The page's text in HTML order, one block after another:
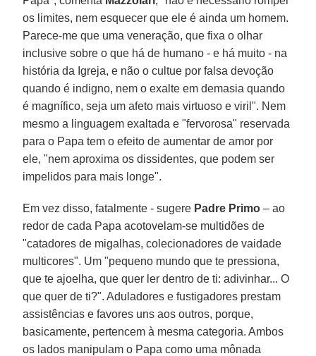
os limites, nem esquecer que ele é ainda um homem.
Parece-me que uma veneração, que fixa o olhar
inclusive sobre o que há de humano - e há muito - na
história da Igreja, e não o cultue por falsa devoção
quando é indigno, nem o exalte em demasia quando
é magnífico, seja um afeto mais virtuoso e viril". Nem
mesmo a linguagem exaltada e "fervorosa" reservada
para o Papa tem o efeito de aumentar de amor por
ele, "nem aproxima os dissidentes, que podem ser
impelidos para mais longe".
Em vez disso, fatalmente - sugere Padre Primo – ao
redor de cada Papa acotovelam-se multidões de
"catadores de migalhas, colecionadores de vaidade
multicores". Um "pequeno mundo que te pressiona,
que te ajoelha, que quer ler dentro de ti: adivinhar... O
que quer de ti?". Aduladores e fustigadores prestam
assistências e favores uns aos outros, porque,
basicamente, pertencem à mesma categoria. Ambos
os lados manipulam o Papa como uma mônada